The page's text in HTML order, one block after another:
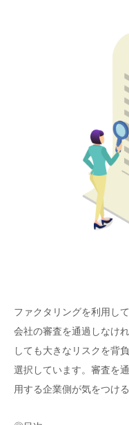
ファクタリングを利用し
会社の審査を通過しなけ
しても大きなリスクを背
選択しています。審査を
用する企業側が気をつけ